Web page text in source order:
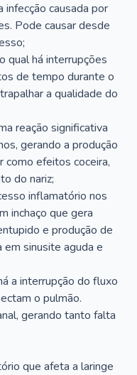
infecção causada por
Pode causar desde
qual há interrupções
de tempo durante o
a qualidade do
reação significativa
gerando a produção
como efeitos coceira,
do nariz;
inflamatório nos
inchaço que gera
e produção de
em sinusite aguda e
a interrupção do fluxo
o pulmão.
gerando tanto falta
que afeta a laringe